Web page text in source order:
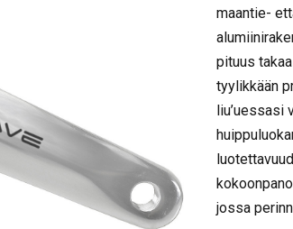
maantie-
pituus
tyylikkään
liu’uessasi
jossa